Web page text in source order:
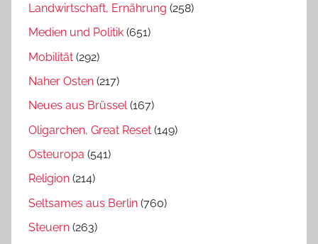
Landwirtschaft, Ernährung (258)
Medien und Politik (651)
Mobilität (292)
Naher Osten (217)
Neues aus Brüssel(167)
Oligarchen, Great Reset (149)
Osteuropa (541)
Religion (214)
Seltsames aus Berlin (760)
Steuern (263)